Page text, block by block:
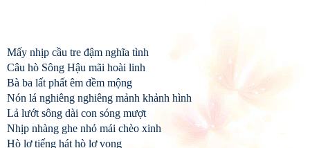
Mấy nhịp cầu tre đậm nghĩa tình
Câu hò Sông Hậu mãi hoài linh
Bà ba lất phất êm đềm mộng
Nón lá nghiêng nghiêng mảnh khảnh hình
Lả lướt sông dài con sóng mượt
Nhịp nhàng ghe nhỏ mái chèo xinh
Hò lơ tiếng hát hò lơ vọng